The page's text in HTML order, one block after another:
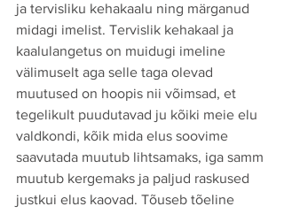
ja tervisliku kehakaalu ning märganud
midagi imelist. Tervislik kehakaal ja
kaalulangetus on muidugi imeline
välimuselt aga selle taga olevad
muutused on hoopis nii võimsad, et
tegelikult puudutavad ju kõiki meie elu
valdkondi, kõik mida elus soovime
saavutada muutub lihtsamaks, iga samm
muutub kergemaks ja paljud raskused
justkui elus kaovad. Tõuseb tõeline